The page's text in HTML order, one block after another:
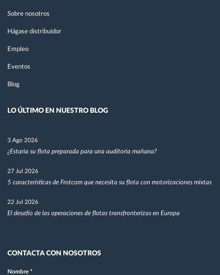
Sobre nosotros
Hágase distribuidor
Empleo
Eventos
Blog
LO ÚLTIMO EN NUESTRO BLOG
3 Ago 2026
¿Estaría su flota preparada para una auditoría mañana?
27 Jul 2026
5 características de Frotcom que necesita su flota con motorizaciones mixtas
22 Jul 2026
El desafío de las operaciones de flotas transfronterizas en Europa
CONTACTA CON NOSOTROS
Nombre *